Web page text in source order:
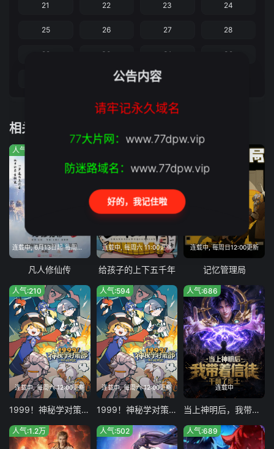
21 22 23 24
25 26 27 28
29 30 31 32
相关推荐
连载中, 6月13日起 每周六11:00
人气:5414
凡人修仙传
连载中, 每周六 11:00更新
给孩子的上下五千年
连载中, 每周日12:00更新
记忆管理局
连载中, 每周六 12:00更新
人气:210
1999！神秘学对策部英配版
连载中, 每周六 12:00更新
人气:594
1999！神秘学对策部中配版
连载中
人气:686
当上神明后，我带着信徒干翻了废土
人气:1.2万 人气:502 人气:689
公告内容
请牢记永久域名
77大片网： www.77dpw.vip
防迷路域名： www.77dpw.vip
好的，我记住啦